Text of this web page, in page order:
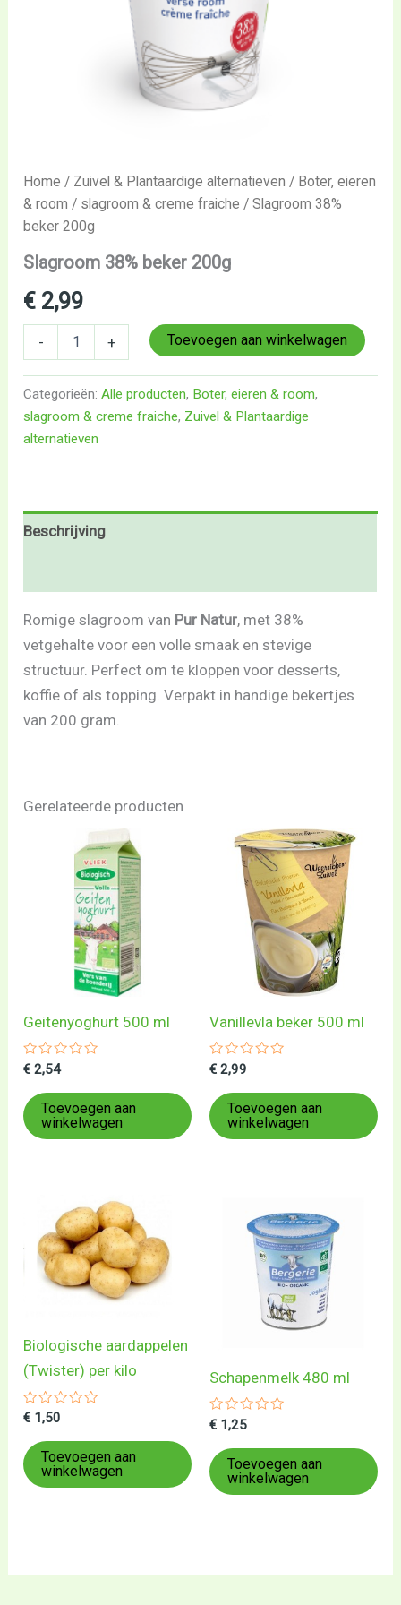
Home / Zuivel & Plantaardige alternatieven / Boter, eieren
& room / slagroom & creme fraiche / Slagroom 38%
beker 200g
Slagroom 38% beker 200g
€ 2,99
- + Toevoegen aan winkelwagen
Categorieën:Alle producten, Boter, eieren & room,
slagroom & creme fraiche, Zuivel & Plantaardige
alternatieven
Beschrijving
Romige slagroom van Pur Natur, met 38%
vetgehalte voor een volle smaak en stevige
structuur. Perfect om te kloppen voor desserts,
koffie of als topping. Verpakt in handige bekertjes
van 200 gram.
Gerelateerde producten
Geitenyoghurt 500 ml
Gewaardeerd
uit
5
€ 2,54
Toevoegen aan
winkelwagen
Vanillevla beker 500 ml
Gewaardeerd
uit
5
€ 2,99
Toevoegen aan
winkelwagen
Biologische aardappelen
(Twister) per kilo
Gewaardeerd
uit
5
€ 1,50
Toevoegen aan
winkelwagen
Schapenmelk 480 ml
Gewaardeerd
uit
5
€ 1,25
Toevoegen aan
winkelwagen